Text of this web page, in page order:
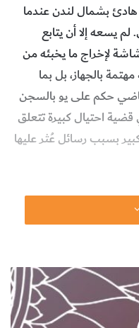
بشمال لندن عندما
يسعه إلا أن يتابع
لإخراج ما يخبئه من
بالجهاز، بل بما
حكم على يو بالسجن
احتيال كبيرة تتعلق
بسبب رسائل عُثر عليها
التي يواجهها القائمون
العالم. إذ صارت أجهزتنا
من خلال إدخال رمز
بطرق أخرى. هذا جيد جدًا
ضياع أو سرقة هاتفك، ولكن